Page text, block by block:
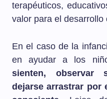
terapéuticos,
valor para el
En el caso de la
en ayudar a los
sienten, observar
dejarse arrastrar por